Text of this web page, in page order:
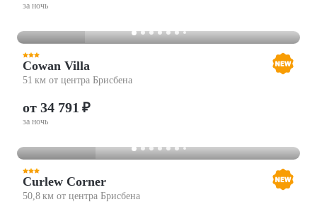
за ночь
Cowan Villa
51 км от центра Брисбена
от 34 791 ₽
за ночь
Curlew Corner
50,8 км от центра Брисбена